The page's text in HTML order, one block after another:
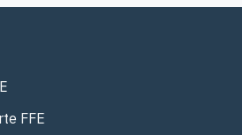
FFE